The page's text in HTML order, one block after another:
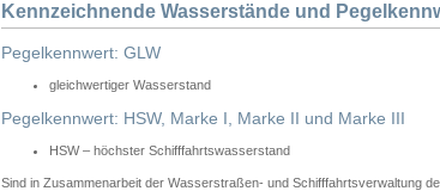
Kennzeichnende Wasserstände und
Pegelkennwert: GLW
gleichwertiger Wasserstand
Pegelkennwert: HSW, Marke I, Marke II und Marke III
HSW – höchster Schifffahrtswasserstand
Sind in Zusammenarbeit der Wasserstraßen- und Schifffahrtsverwaltung